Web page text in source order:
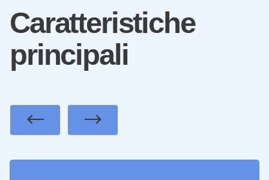
Caratteristiche
principali
PreviousNext